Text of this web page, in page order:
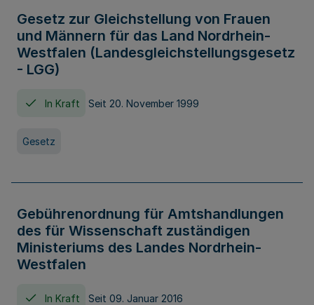
Gesetz zur Gleichstellung von Frauen
und Männern für das Land Nordrhein-
Westfalen (Landesgleichstellungsgesetz
- LGG)
In Kraft Seit 20. November 1999
Gesetz
Gebührenordnung für Amtshandlungen
des für Wissenschaft zuständigen
Ministeriums des Landes Nordrhein-
Westfalen
In Kraft Seit 09. Januar 2016